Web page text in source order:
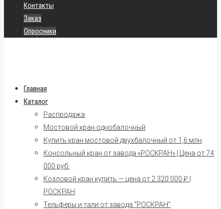
Контакты
Заказ
Опросники
Главная
Каталог
Распродажа
Мостовой кран однобалочный
Купить кран мостовой двухбалочный от 1,6 млн
Консольный кран от завода «РОСКРАН» | Цена от 74
000 руб.
Козловой кран купить — цена от 2 320 000 ₽ |
РОСКРАН
Тельферы и тали от завода “РОСКРАН”